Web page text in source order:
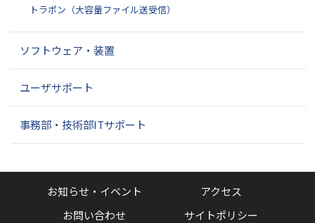
トラポン（大容量ファイル送受信）
ソフトウェア・装置
ユーザサポート
事務部・技術部ITサポート
お知らせ・イベント
アクセス
お問い合わせ
サイトポリシー